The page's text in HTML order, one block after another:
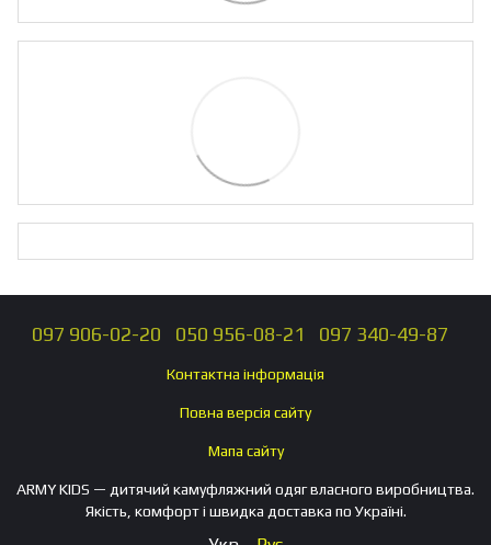
097 906-02-20 050 956-08-21 097 340-49-87
Контактна інформація
Повна версія сайту
Мапа сайту
ARMY KIDS — дитячий камуфляжний одяг власного виробництва.
Якість, комфорт і швидка доставка по Україні.